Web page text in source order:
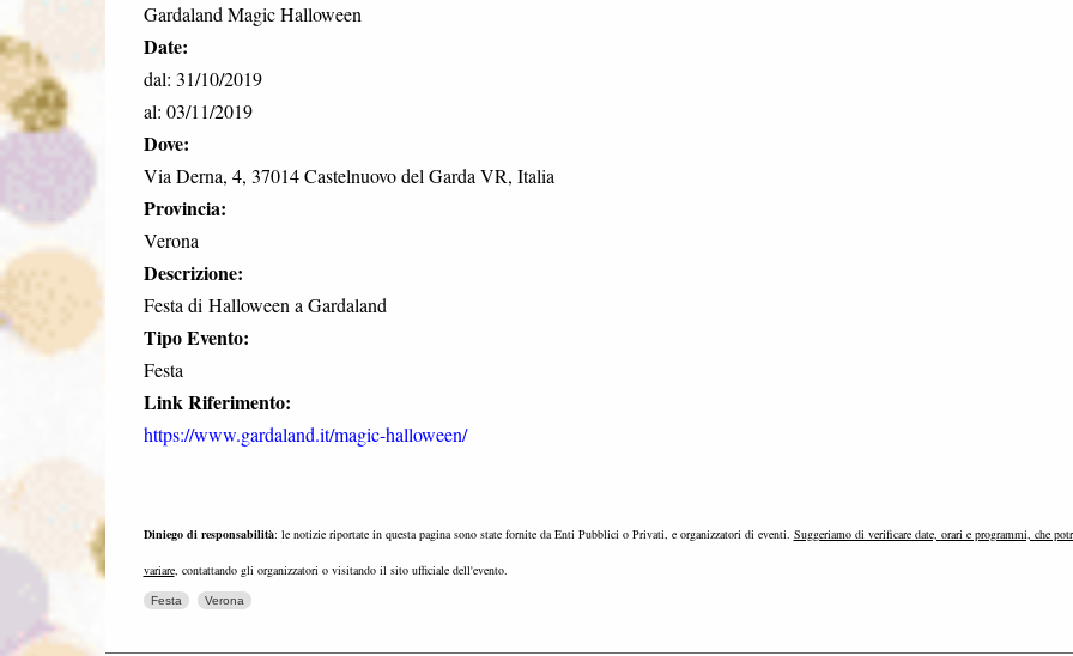
Gardaland Magic Halloween
Date:
dal: 31/10/2019
al: 03/11/2019
Dove:
Via Derna, 4, 37014 Castelnuovo del Garda VR, Italia
Provincia:
Verona
Descrizione:
Festa di Halloween a Gardaland
Tipo Evento:
Festa
Link Riferimento:
https://www.gardaland.it/magic-halloween/
Diniego di responsabilità: le notizie riportate in questa pagina sono state fornite da Enti Pubblici o Privati, e organizzatori di eventi. Suggeriamo di verificare date, orari e programmi, che
variare, contattando gli organizzatori o visitando il sito ufficiale dell'evento.
Festa Verona